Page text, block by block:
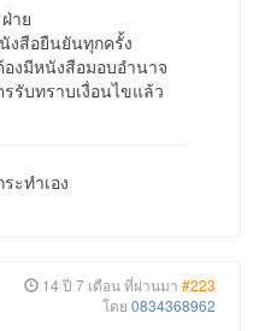
าย
งสือยืนยันทุกครั้ง
งมีหนังสือมอบอำนาจ
รับทราบเงื่อนไขแล้ว
ะทำเอง
14 ปี 7 เดือน ที่ผ่านมา #223
โดย 0834368962